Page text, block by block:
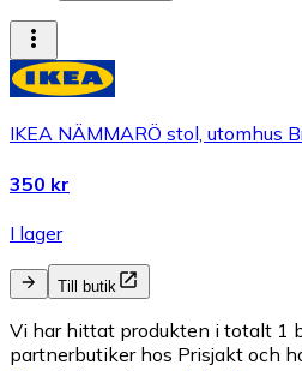
IKEA NÄMMARÖ stol, utomhus
350 kr
I lager
Till butik
Vi har hittat produkten i totalt 1
partnerbutiker hos Prisjakt och